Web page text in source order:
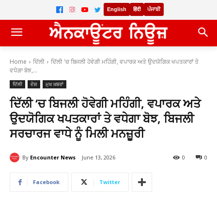
English हिंदी ਪੰਜਾਬੀ
Home ਦਿੱਲੀ
ਦਿੱਲੀ 'ਚ ਬਿਜਲੀ ਹੋਵੇਗੀ ਮਹਿੰਗੀ, ਵਪਾਰਕ ਅਤੇ ਉਦਯੋਗਿਕ ਖਪਤਕਾਰਾਂ ਤੇ
ਵਧੇਗਾ ਬੋਝ,...
ਦਿੱਲੀ ਦੇਸ਼ ਮੁਖ ਖ਼ਬਰਾਂ
ਦਿੱਲੀ ‘ਚ ਬਿਜਲੀ ਹੋਵੇਗੀ ਮਹਿੰਗੀ, ਵਪਾਰਕ ਅਤੇ
ਉਦਯੋਗਿਕ ਖਪਤਕਾਰਾਂ ਤੇ ਵਧੇਗਾ ਬੋਝ, ਬਿਜਲੀ
ਸਰਚਾਰਜ ਵਾਧੇ ਨੂੰ ਮਿਲੀ ਮਨਜ਼ੂਰੀ
By Encounter News June 13, 2026 0
0
Facebook Twitter